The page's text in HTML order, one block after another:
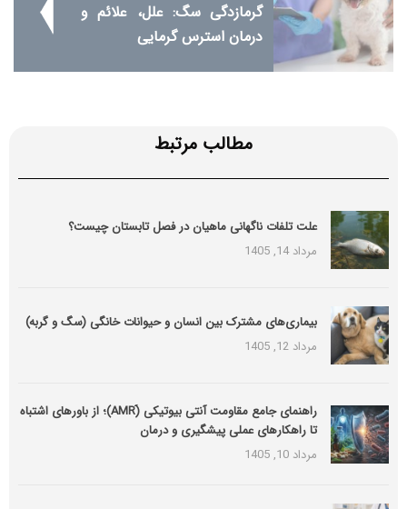
گرمازدگی سگ: علل، علائم و
درمان استرس گرمایی
مطالب مرتبط
علت تلفات ناگهانی ماهیان در فصل تابستان چیست؟
مرداد 14, 1405
بیماری‌های مشترک بین انسان و حیوانات خانگی (سگ و گربه)
مرداد 12, 1405
راهنمای جامع مقاومت آنتی بیوتیکی (َAMR)؛ از باورهای اشتباه
تا راهکارهای عملی پیشگیری و درمان
مرداد 10, 1405